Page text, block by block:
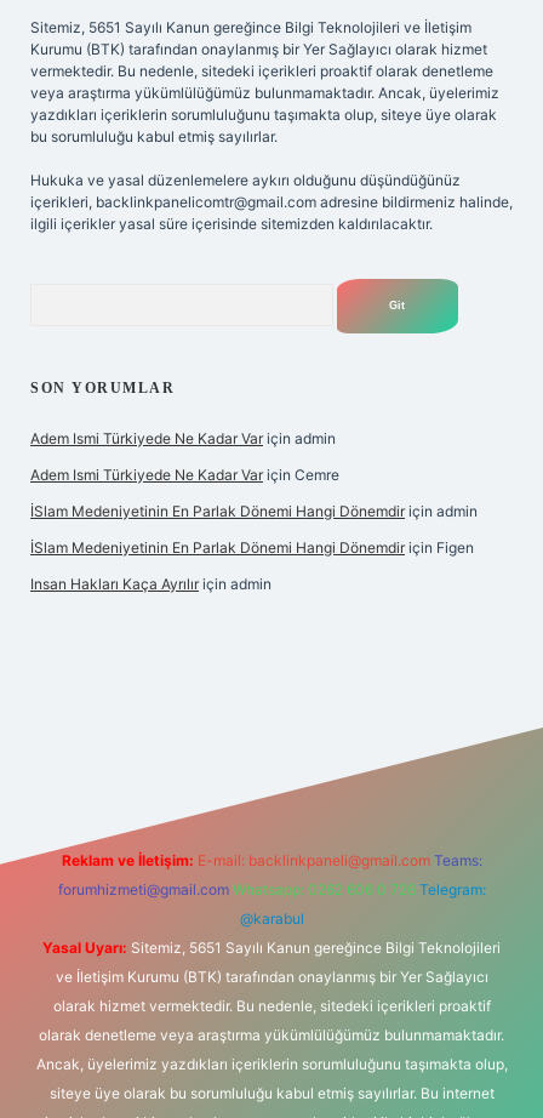
Sitemiz, 5651 Sayılı Kanun gereğince Bilgi Teknolojileri ve İletişim
Kurumu (BTK) tarafından onaylanmış bir Yer Sağlayıcı olarak hizmet
vermektedir. Bu nedenle, sitedeki içerikleri proaktif olarak denetleme
veya araştırma yükümlülüğümüz bulunmamaktadır. Ancak, üyelerimiz
yazdıkları içeriklerin sorumluluğunu taşımakta olup, siteye üye olarak
bu sorumluluğu kabul etmiş sayılırlar.
Hukuka ve yasal düzenlemelere aykırı olduğunu düşündüğünüz
içerikleri, backlinkpanelicomtr@gmail.com adresine bildirmeniz halinde,
ilgili içerikler yasal süre içerisinde sitemizden kaldırılacaktır.
SON YORUMLAR
Adem Ismi Türkiyede Ne Kadar Var için admin
Adem Ismi Türkiyede Ne Kadar Var için Cemre
İSlam Medeniyetinin En Parlak Dönemi Hangi Dönemdir için admin
İSlam Medeniyetinin En Parlak Dönemi Hangi Dönemdir için Figen
Insan Hakları Kaça Ayrılır için admin
Reklam ve İletişim: E-mail: backlinkpaneli@gmail.com Teams:
forumhizmeti@gmail.com Whatsapp: 0262 606 0 726 Telegram:
@karabul
Yasal Uyarı: Sitemiz, 5651 Sayılı Kanun gereğince Bilgi Teknolojileri
ve İletişim Kurumu (BTK) tarafından onaylanmış bir Yer Sağlayıcı
olarak hizmet vermektedir. Bu nedenle, sitedeki içerikleri proaktif
olarak denetleme veya araştırma yükümlülüğümüz bulunmamaktadır.
Ancak, üyelerimiz yazdıkları içeriklerin sorumluluğunu taşımakta olup,
siteye üye olarak bu sorumluluğu kabul etmiş sayılırlar. Bu internet